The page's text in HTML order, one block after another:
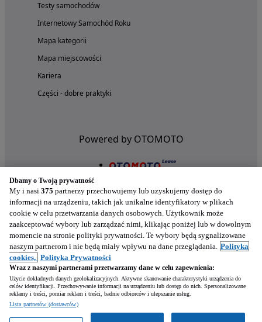
Testy samochodów
Internetowy Samochód Roku
Mapa kategorii
Mapa miejscowości
Kariera
Części - dobre praktyki
Powered by OTOMOTO
Nasze aplikacje w twoim telefonie
Dbamy o Twoją prywatność
My i nasi 375 partnerzy przechowujemy lub uzyskujemy dostęp do
informacji na urządzeniu, takich jak unikalne identyfikatory w plikach
cookie w celu przetwarzania danych osobowych. Użytkownik może
zaakceptować wybory lub zarządzać nimi, klikając poniżej lub w dowolnym
momencie na stronie polityki prywatności. Te wybory będą sygnalizowane
naszym partnerom i nie będą miały wpływu na dane przeglądania. Polityka
cookies, Polityka Prywatności
Wraz z naszymi partnerami przetwarzamy dane w celu zapewnienia:
Użycie dokładnych danych geolokalizacyjnych. Aktywne skanowanie charakterystyki urządzenia do
celów identyfikacji. Przechowywanie informacji na urządzeniu lub dostęp do nich. Spersonalizowane
reklamy i treści, pomiar reklam i treści, badnie odbiorców i ulepszanie usług.
Lista partnerów (dostawców)